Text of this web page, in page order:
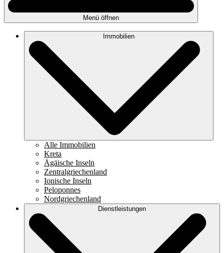
Menü öffnen
Immobilien
Alle Immobilien
Kreta
Ägäische Inseln
Zentralgriechenland
Ionische Inseln
Peloponnes
Nordgriechenland
Dienstleistungen